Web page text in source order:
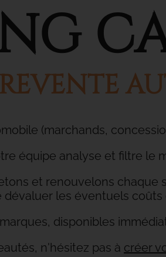
(marchands,
équipe analyse et filtre le
et renouvelons chaque
les éventuels
disponibles
n'hésitez pas à créer